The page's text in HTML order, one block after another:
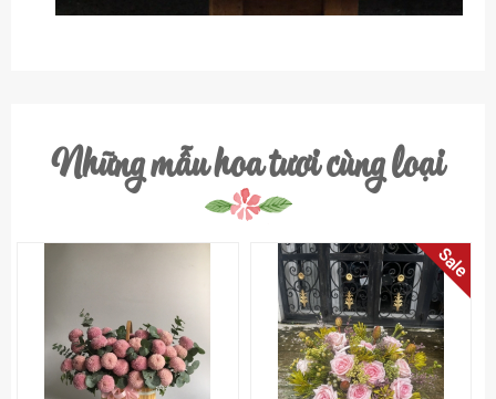
Những mẫu hoa tươi cùng loại
Sale